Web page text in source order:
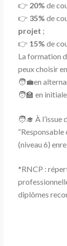
👉 20% de
👉 35% de
projet ;
👉 15% de
La formation
peux choisir
🧑‍💼en
🧑‍🏫 en
🧑‍🎓 À
(niveau 6)
*RNCP :
diplômes